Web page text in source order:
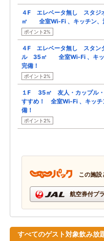
４F エレベータ無し スタ
㎡ 全室Wi-Fi 、キッチン、
ポイント2%
４F エレベータ無し スタン
ル 35㎡ 全室Wi-Fi 、キッ
完備！
ポイント2%
１F 35㎡ 友人・カップル・
すすめ！ 全室Wi-Fi 、キッチ
備！
ポイント2%
この施
航空券付プ
すべてのゲスト対象飲み放